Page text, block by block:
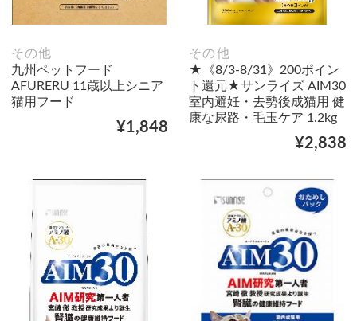
その他
九州ペットフード
AFURERU 11歳以上シニア
猫用フード
¥1,848
その他
★《8/3-8/31》200ポイン
ト還元★サンライズ AIM30
室内避妊・去勢後成猫用 健
康な尿路・毛玉ケア 1.2kg
¥2,838